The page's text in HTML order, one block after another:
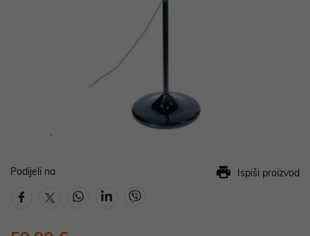
Podijeli na Ispiši proizvod